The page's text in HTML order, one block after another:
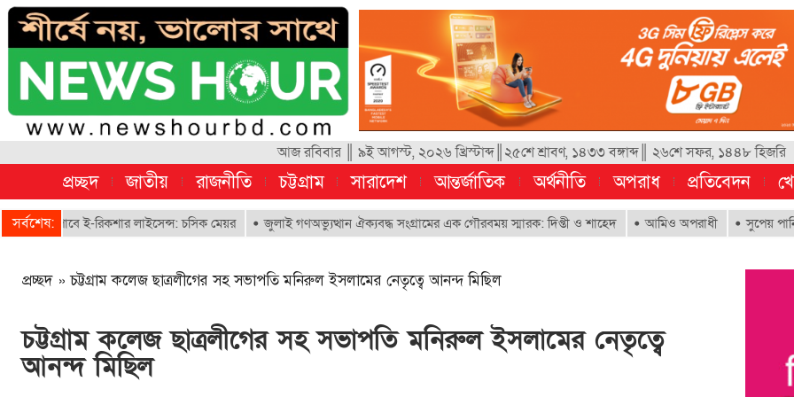
আজ রবিবার ║ ৯ই আগস্ট, ২০২৬ খ্রিস্টাব্দ║২৫শে শ্রাবণ, ১৪৩৩ বঙ্গাব্দ║ ২৬শে সফর, ১৪৪৮ হিজরি
প্রচ্ছদ জাতীয় রাজনীতি চট্টগ্রাম সারাদেশ আন্তর্জাতিক অর্থনীতি অপরাধ প্রতিবেদন
সর্বশেষ:
ই-রিকশার লাইসেন্স: চসিক মেয়র জুলাই গণঅভ্যুত্থান ঐক্যবদ্ধ সংগ্রামের এক গৌরবময় স্মারক: দিপ্তী ও শাহেদ আমিও অপরাধী সুপেয় পানির অধিকার
প্রচ্ছদ »চট্টগ্রাম কলেজ ছাত্রলীগের সহ সভাপতি মনিরুল ইসলামের নেতৃত্বে আনন্দ মিছিল
চট্টগ্রাম কলেজ ছাত্রলীগের সহ সভাপতি মনিরুল ইসলামের নেতৃত্বে
আনন্দ মিছিল